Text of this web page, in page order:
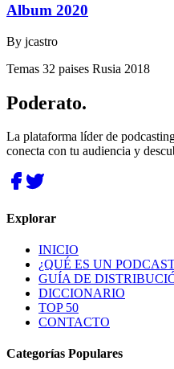
Album 2020
By jcastro
Temas 32 paises Rusia 2018
Poderato.
La plataforma líder de
conecta con tu audiencia y
Explorar
INICIO
¿QUÉ ES UN
GUÍA DE
DICCIONARIO
TOP 50
CONTACTO
Categorías Populares